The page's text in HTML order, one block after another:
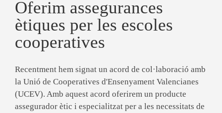
Oferim assegurances
ètiques per les escoles
cooperatives
Recentment hem signat un acord de col·laboració amb
la Unió de Cooperatives d'Ensenyament Valencianes
(UCEV). Amb aquest acord oferirem un producte
assegurador ètic i especialitzat per a les necessitats de